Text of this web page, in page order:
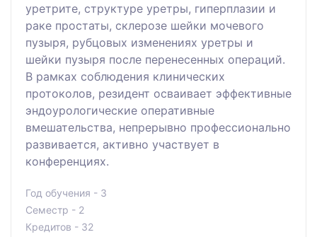
уретрите, структуре уретры, гиперплазии и
раке простаты, склерозе шейки мочевого
пузыря, рубцовых изменениях уретры и
шейки пузыря после перенесенных операций.
В рамках соблюдения клинических
протоколов, резидент осваивает эффективные
эндоурологические оперативные
вмешательства, непрерывно профессионально
развивается, активно участвует в
конференциях.
Год обучения - 3
Семестр - 2
Кредитов - 32